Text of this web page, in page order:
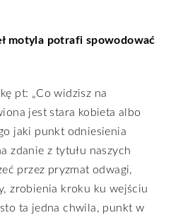
motyla potrafi spowodować
pt: „Co widzisz na
jest stara kobieta albo
jaki punkt odniesienia
zdanie z tytułu naszych
przez pryzmat odwagi,
zrobienia kroku ku wejściu
ta jedna chwila, punkt w